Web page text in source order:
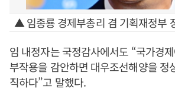
▲ 임종룡 경제부총리 겸 기획재정부
임 내정자는 국정감사에서도 “국가경
부작용을 감안하면 대우조선해양을 정
직하다”고 말했다.